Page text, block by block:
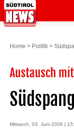
Home > Politik >
Austausch
Mittwoch, 03. Juni 2026 |